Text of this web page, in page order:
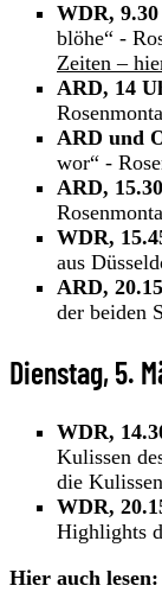
WDR,
blöhe“ -
Zeiten –
ARD, 14
ARD und
wor“ -
ARD,
WDR,
aus
ARD,
der beiden
Dienstag, 5.
WDR,
Kulissen
die
WDR,
Highlights
Hier auch lesen: